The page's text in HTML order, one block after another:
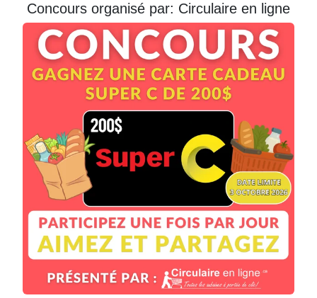
Concours organisé par: Circulaire en ligne
Prénom
Courriel
M'INSCRIS!